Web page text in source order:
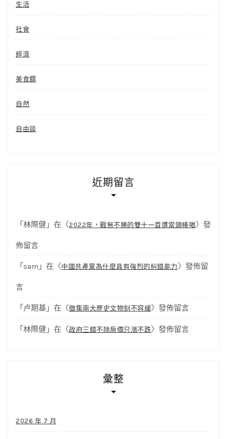
生活
社會
經濟
美食饌
自然
自由談
近期留言
「 林際健 」在〈2022年，戰無不勝的雙十一首遭當頭棒喝〉發
佈留言
「 sam 」在〈中國共產黨為什麼具有強烈的糾錯能力 〉發佈留
言
「 卢期基 」在〈徵集南大歷史文物刻不容緩〉發佈留言
「 林際健 」在〈政府三錯不除房價只漲不跌〉發佈留言
彙整
2026 年 7 月